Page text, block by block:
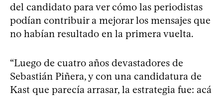
del candidato para ver cómo las periodistas
podían contribuir a mejorar los mensajes que
no habían resultado en la primera vuelta.
“Luego de cuatro años devastadores de
Sebastián Piñera, y con una candidatura de
Kast que parecía arrasar, la estrategia fue: acá